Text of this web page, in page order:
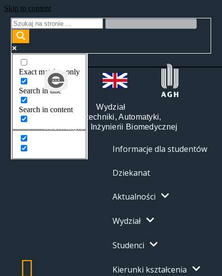
Skip to content
Exact matches only
Search in title
Search in content
Wydział
Elektrotechniki, Automatyki,
Informatyki i Inżynierii Biomedycznej
Informacje dla studentów
Dziekanat
Aktualności
Wydział
Studenci
Kierunki kształcenia